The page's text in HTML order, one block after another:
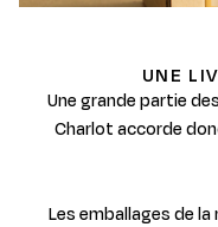
UNE
Une grande partie
Charlot accorde
Les emballages de